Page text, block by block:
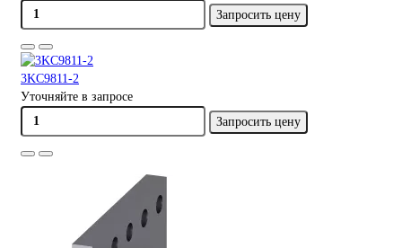
Запросить цену
3KC9811-2
Уточняйте в запросе
Запросить цену